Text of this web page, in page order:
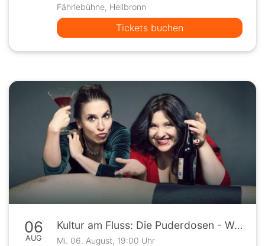
Fährlebühne, Heilbronn
Tickets buchen
06
AUG
Kultur am Fluss: Die Puderdosen - Weiberabend
Mi. 06. August, 19:00 Uhr